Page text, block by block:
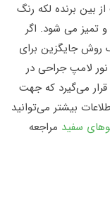
بین برنده لکه رنگ
تمیز می شود. اگر
روش جایگزین برای
لامپ جراحی در
می‌گیرد که جهت
بیشتر می‌توانید
سفید مراجعه